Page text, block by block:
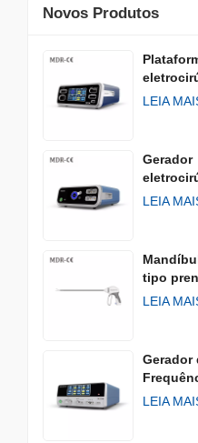
Novos Produtos
LEIA
Gerador
AGISEAL
LEIA
tipo
LEIA
Gerador
LEIA